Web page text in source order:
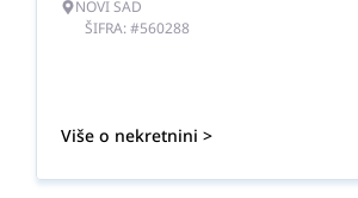
NOVI SAD
ŠIFRA: #560288
Više o nekretnini >